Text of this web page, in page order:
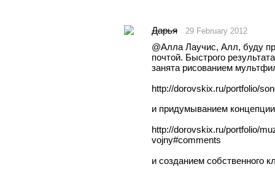
Дарья 29 February 2012
@Aлла Лаучис, Алл, буду
почтой. Быстрого
занята рисованием
http://dorovskix.ru/portfolio/
и придумыванием
http://dorovskix.ru/portfolio/
vojny#comments
и созданием собственного